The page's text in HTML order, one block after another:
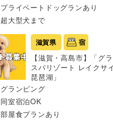
プライベートドッグランあり
超大型犬まで
滋賀県 宿
【滋賀・高島市】「グ
スパリゾート レイクサ
琵琶湖」
グランピング
同室宿泊OK
部屋食プランあり